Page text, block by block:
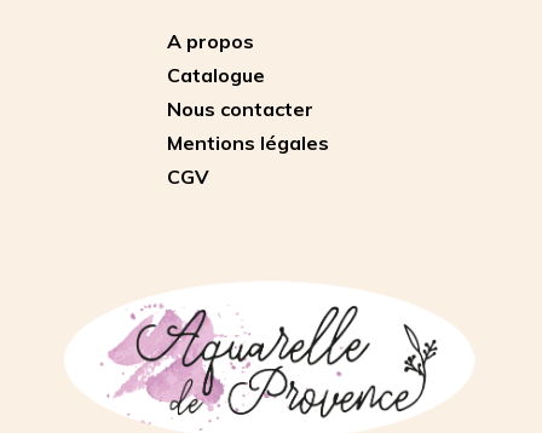
A propos
Catalogue
Nous contacter
Mentions légales
CGV